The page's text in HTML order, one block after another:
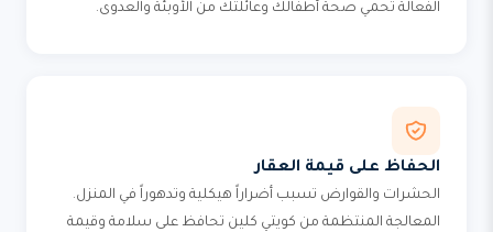
الفعالة تحمي صحة أطفالك وعائلتك من الأوبئة والعدوى.
الحفاظ على قيمة العقار
الحشرات والقوارض تسبب أضراراً هيكلية وتدهوراً في المنزل.
المعالجة المنتظمة من كويتي كلين تحافظ على سلامة وقيمة